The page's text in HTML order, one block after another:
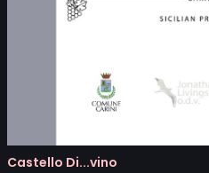
Castello Di...vino